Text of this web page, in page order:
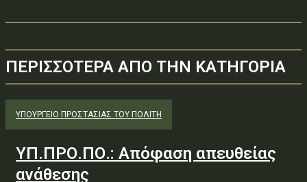
ΠΕΡΙΣΣΟΤΕΡΑ ΑΠΟ ΤΗΝ ΚΑΤΗΓΟΡΙΑ
ΥΠΟΥΡΓΕΊΟ ΠΡΟΣΤΑΣΊΑΣ ΤΟΥ ΠΟΛΊΤΗ
ΥΠ.ΠΡΟ.ΠΟ.: Απόφαση απευθείας
ανάθεσης